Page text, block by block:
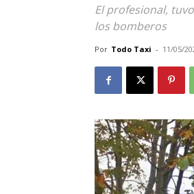
El profesional,
los bomberos
Por Todo Taxi - 11/05/